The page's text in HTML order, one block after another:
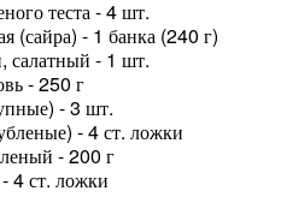
теста - 4 шт.
(сайра) - 1 банка (240 г)
салатный - 1 шт.
- 250 г
- 3 шт.
- 4 ст. ложки
- 200 г
4 ст. ложки